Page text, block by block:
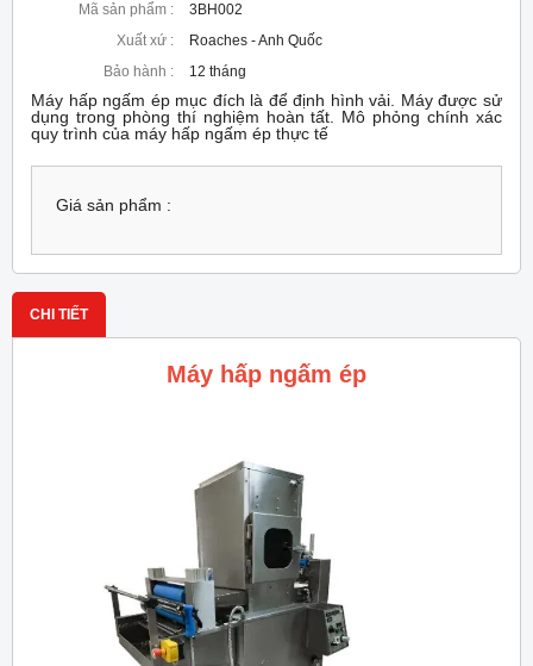
Mã sản phẩm :
3BH002
Xuất xứ :
Roaches - Anh Quốc
Bảo hành :
12 tháng
Máy hấp ngấm ép mục đích là để định hình vải. Máy được sử
dụng trong phòng thí nghiệm hoàn tất. Mô phỏng chính xác
quy trình của máy hấp ngấm ép thực tế
Giá sản phẩm :
CHI TIẾT
Máy hấp ngấm ép